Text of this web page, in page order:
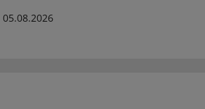
05.08.2026